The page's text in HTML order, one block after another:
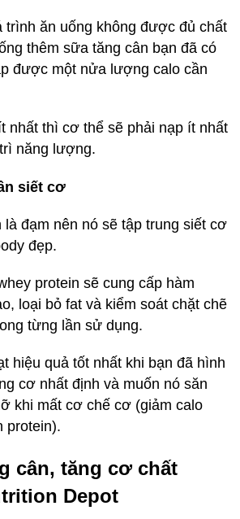
trình ăn uống không được đủ chất
thêm sữa tăng cân bạn đã có
được một nửa lượng calo cần
nhất thì cơ thể sẽ phải nạp ít nhất
năng lượng.
siết cơ
là đạm nên nó sẽ tập trung siết cơ
đẹp.
protein sẽ cung cấp hàm
loại bỏ fat và kiểm soát chặt chẽ
từng lần sử dụng.
hiệu quả tốt nhất khi bạn đã hình
cơ nhất định và muốn nó săn
khi mất cơ chế cơ (giảm calo
protein).
cân, tăng cơ chất
Depot